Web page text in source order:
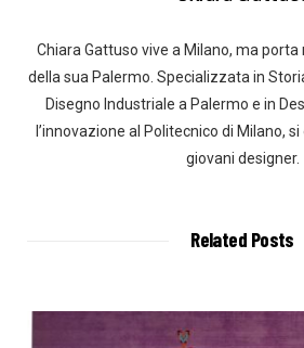
Chiara Gattuso vive a Milano, ma porta
della sua Palermo. Specializzata in
Disegno Industriale a Palermo e in
l’innovazione al Politecnico di Milano,
giovani designer.
Related Posts